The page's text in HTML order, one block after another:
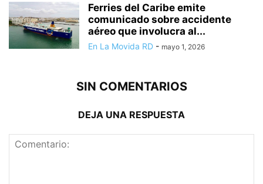
Ferries del Caribe emite
comunicado sobre accidente
aéreo que involucra al...
En La Movida RD - mayo 1, 2026
SIN COMENTARIOS
DEJA UNA RESPUESTA